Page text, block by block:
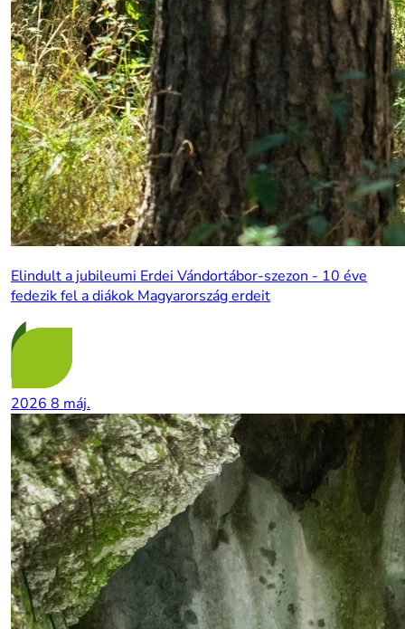
Elindult a jubileumi Erdei Vándortábor-szezon - 10 éve
fedezik fel a diákok Magyarország erdeit
2026 8 máj.